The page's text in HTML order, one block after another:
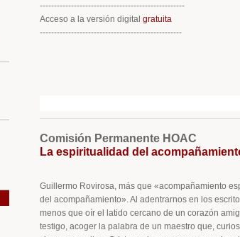
---------------------------------------------------
Acceso a la versión digital gratuita
--------------------------------------------------
Comisión Permanente HOAC
La espiritualidad del
Guillermo Rovirosa, más que «acompañamiento
del acompañamiento». Al adentrarnos en los
menos que oír el latido cercano de un corazón
testigo, acoger la palabra de un maestro que,